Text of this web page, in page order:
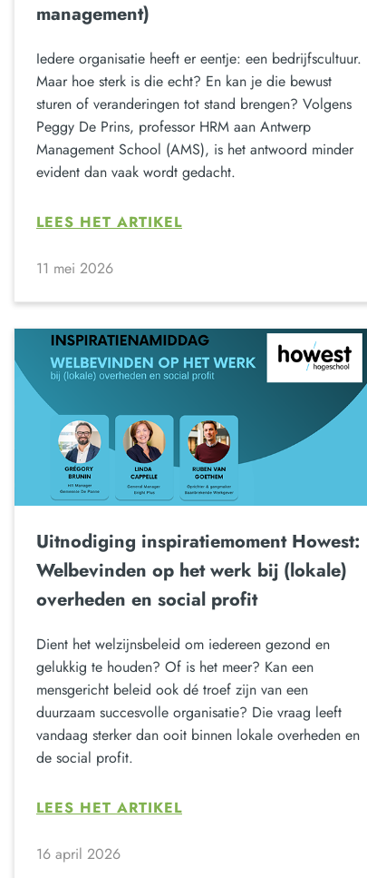
management)
Iedere organisatie heeft er eentje: een bedrijfscultuur.
Maar hoe sterk is die echt? En kan je die bewust
sturen of veranderingen tot stand brengen? Volgens
Peggy De Prins, professor HRM aan Antwerp
Management School (AMS), is het antwoord minder
evident dan vaak wordt gedacht.
LEES HET ARTIKEL
11 mei 2026
Uitnodiging inspiratiemoment Howest:
Welbevinden op het werk bij (lokale)
overheden en social profit
Dient het welzijnsbeleid om iedereen gezond en
gelukkig te houden? Of is het meer? Kan een
mensgericht beleid ook dé troef zijn van een
duurzaam succesvolle organisatie? Die vraag leeft
vandaag sterker dan ooit binnen lokale overheden en
de social profit.
LEES HET ARTIKEL
16 april 2026